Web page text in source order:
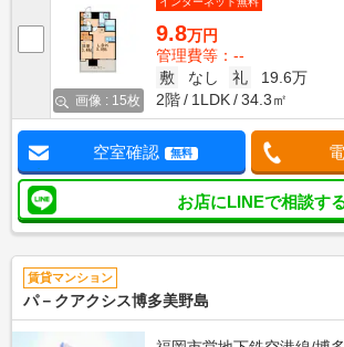
画像 : 15枚
9.8万円
管理費等：--
敷
なし 礼
19.6万
2階
1LDK 34.3㎡
空室確認 無料
お店にLINEで相談す
賃貸マンション
パ－クアクシス博多美野島